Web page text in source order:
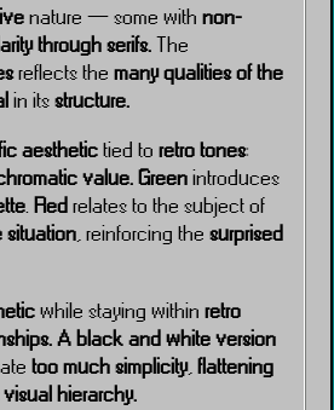
nature — some with non-
through serifs.The
reflects the many qualities of the
in itsstructure.
aesthetictied to retro tones:
value. Greenintroduces
.Redrelates to the subject of
situation, reinforcing the surprised
while staying within retro
A black and white version
too much simplicity,flattening
hierarchy.